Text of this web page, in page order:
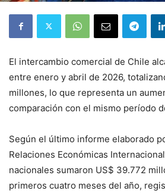
El intercambio comercial de Chile
entre enero y abril de 2026,
millones, lo que representa un
comparación con el mismo período
Según el último informe elaborado
Relaciones Económicas
nacionales sumaron US$ 39.772
primeros cuatro meses del año,